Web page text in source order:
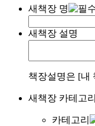
새책장 명
새책장 설명
책장설명은 [내
새책장 카테고리
카테고리